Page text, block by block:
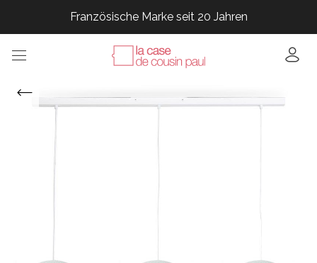
Französische Marke seit 20 Jahren
Französische Marke seit 20 Jahren
Französische Marke seit 20 Jahren